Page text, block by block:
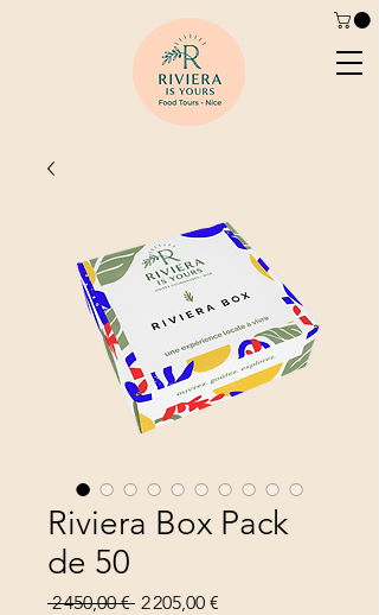
Riviera Box Pack
de 50
2 450,00 € Prix
2 205,00 €